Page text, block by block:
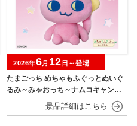
たまごっち めちゃもふぐっとぬいぐ
るみ～みゃおっち～ナムコキャンペ
2026年6月 12 日～登場